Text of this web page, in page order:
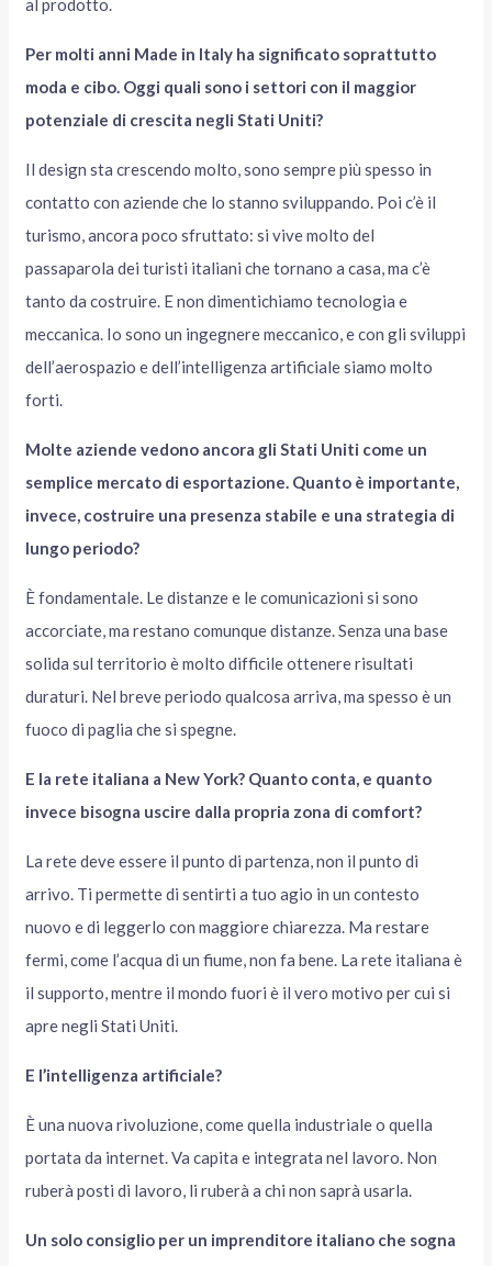
al prodotto.
Per molti anni Made in Italy ha significato soprattutto
moda e cibo. Oggi quali sono i settori con il maggior
potenziale di crescita negli Stati Uniti?
Il design sta crescendo molto, sono sempre più spesso in
contatto con aziende che lo stanno sviluppando. Poi c’è il
turismo, ancora poco sfruttato: si vive molto del
passaparola dei turisti italiani che tornano a casa, ma c’è
tanto da costruire. E non dimentichiamo tecnologia e
meccanica. Io sono un ingegnere meccanico, e con gli sviluppi
dell’aerospazio e dell’intelligenza artificiale siamo molto
forti.
Molte aziende vedono ancora gli Stati Uniti come un
semplice mercato di esportazione. Quanto è importante,
invece, costruire una presenza stabile e una strategia di
lungo periodo?
È fondamentale. Le distanze e le comunicazioni si sono
accorciate, ma restano comunque distanze. Senza una base
solida sul territorio è molto difficile ottenere risultati
duraturi. Nel breve periodo qualcosa arriva, ma spesso è un
fuoco di paglia che si spegne.
E la rete italiana a New York? Quanto conta, e quanto
invece bisogna uscire dalla propria zona di comfort?
La rete deve essere il punto di partenza, non il punto di
arrivo. Ti permette di sentirti a tuo agio in un contesto
nuovo e di leggerlo con maggiore chiarezza. Ma restare
fermi, come l’acqua di un fiume, non fa bene. La rete italiana è
il supporto, mentre il mondo fuori è il vero motivo per cui si
apre negli Stati Uniti.
E l’intelligenza artificiale?
È una nuova rivoluzione, come quella industriale o quella
portata da internet. Va capita e integrata nel lavoro. Non
ruberà posti di lavoro, li ruberà a chi non saprà usarla.
Un solo consiglio per un imprenditore italiano che sogna